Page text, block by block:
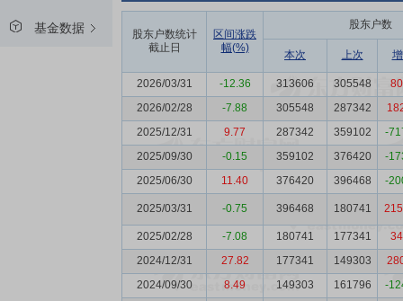
基金数据
股东户数统计
截止日
区间涨跌
幅(%)
股东户数
本次 上次
2026/03/31 -12.36 313606 305548
2026/02/28
-7.88 305548 287342
2025/12/31
9.77 287342 359102
-
2025/09/30
-0.15 359102 376420
-
2025/06/30
11.40 376420 396468 -
2025/03/31 -0.75 396468 180741
2025/02/28 -7.08 180741 177341
2024/12/31
27.82 177341 149303
2024/09/30
8.49 149303 161796
-